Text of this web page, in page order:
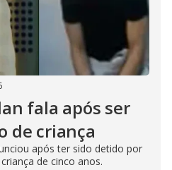
fala após ser
de criança
após ter sido detido por
de cinco anos.